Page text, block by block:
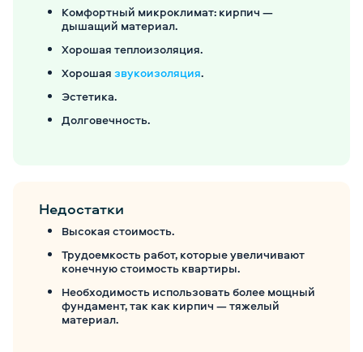
Комфортный микроклимат: кирпич —
дышащий материал.
Хорошая теплоизоляция.
Хорошая звукоизоляция.
Эстетика.
Долговечность.
Недостатки
Высокая стоимость.
Трудоемкость работ, которые увеличивают
конечную стоимость квартиры.
Необходимость использовать более мощный
фундамент, так как кирпич — тяжелый
материал.